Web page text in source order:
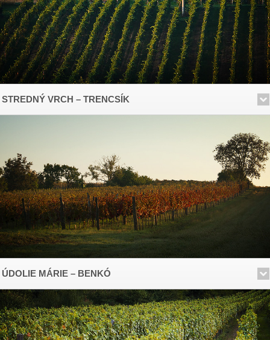
STREDNÝ VRCH – TRENCSÍK
ÚDOLIE MÁRIE – BENKÓ